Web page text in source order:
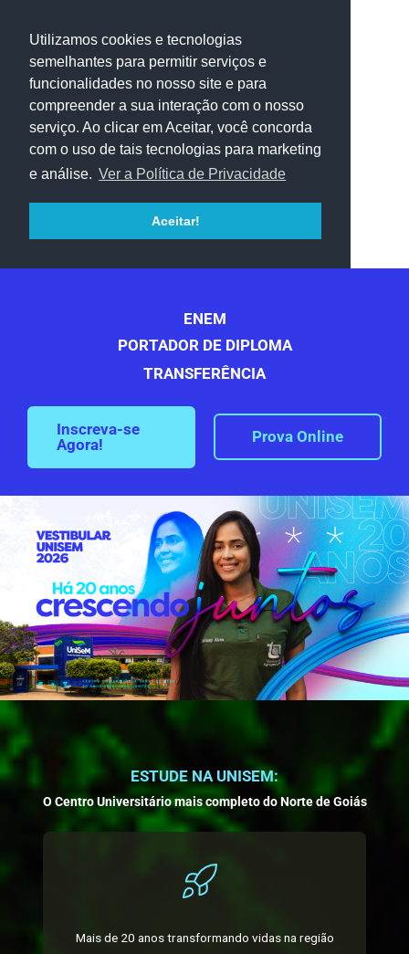
Utilizamos cookies e tecnologias
semelhantes para permitir serviços e
funcionalidades no nosso site e para
compreender a sua interação com o nosso
serviço. Ao clicar em Aceitar, você concorda
com o uso de tais tecnologias para marketing
e análise. Ver a Política de Privacidade
Aceitar!
ENEM
PORTADOR DE DIPLOMA
TRANSFERÊNCIA
Inscreva-se
Agora!
Prova Online
ESTUDE NA UNISEM:
O Centro Universitário mais completo do Norte de Goiás
Mais de 20 anos transformando vidas na região